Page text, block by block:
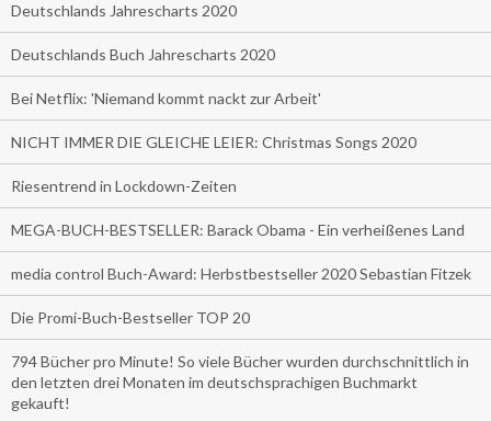
Deutschlands Jahrescharts 2020
Deutschlands Buch Jahrescharts 2020
Bei Netflix: 'Niemand kommt nackt zur Arbeit'
NICHT IMMER DIE GLEICHE LEIER: Christmas Songs 2020
Riesentrend in Lockdown-Zeiten
MEGA-BUCH-BESTSELLER: Barack Obama - Ein verheißenes Land
media control Buch-Award: Herbstbestseller 2020 Sebastian Fitzek
Die Promi-Buch-Bestseller TOP 20
794 Bücher pro Minute! So viele Bücher wurden durchschnittlich in
den letzten drei Monaten im deutschsprachigen Buchmarkt
gekauft!